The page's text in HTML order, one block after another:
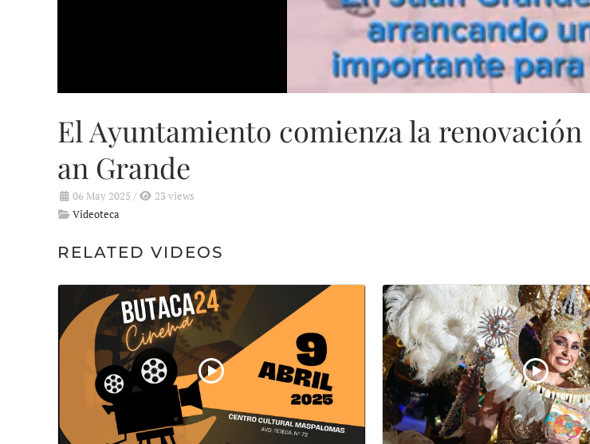
El Ayuntamiento comienza la
an Grande
06 May 2025 /
23 views
Videoteca
RELATED VIDEOS